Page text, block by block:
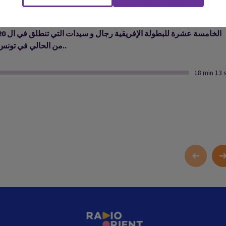
الخامسة عشرة للبطولة الإفريقية
من الحالي في تونس..
18 min 13